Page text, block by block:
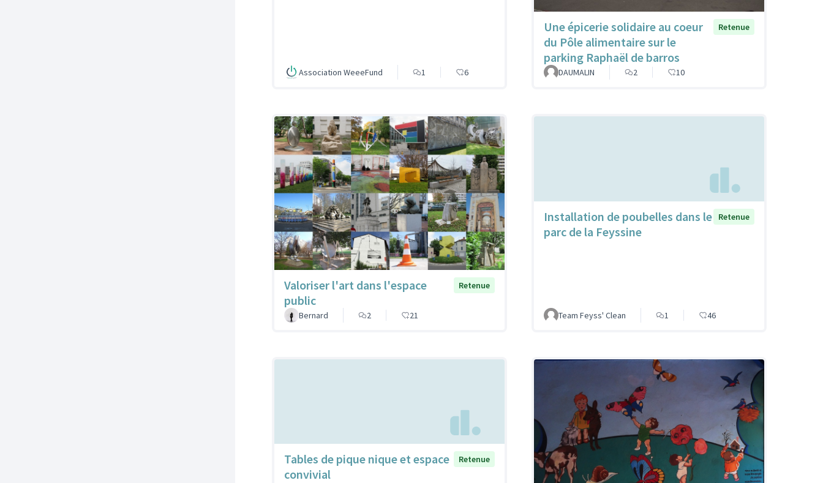
Association WeeeFund 1 6
Une épicerie solidaire au coeur
du Pôle alimentaire sur le
parking Raphaël de barros
Retenue
DAUMALIN 2 10
Valoriser l'art dans l'espace
public
Retenue
Bernard 2 21
Installation de poubelles dans le
parc de la Feyssine
Retenue
Team Feyss' Clean 1 46
Tables de pique nique et espace
convivial
Retenue